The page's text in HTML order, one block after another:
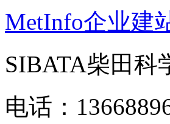
MetInfo企业建
SIBATA柴田
电话：